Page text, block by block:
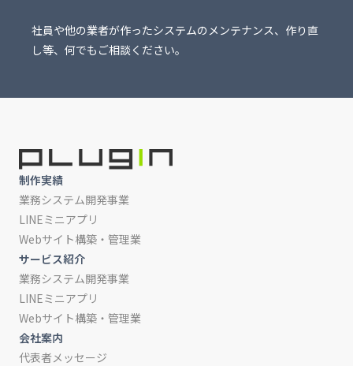
社員や他の業者が作ったシステムのメンテナンス、作り直
し等、何でもご相談ください。
制作実績
業務システム開発事業
LINEミニアプリ
Webサイト構築・管理業
サービス紹介
業務システム開発事業
LINEミニアプリ
Webサイト構築・管理業
会社案内
代表者メッセージ